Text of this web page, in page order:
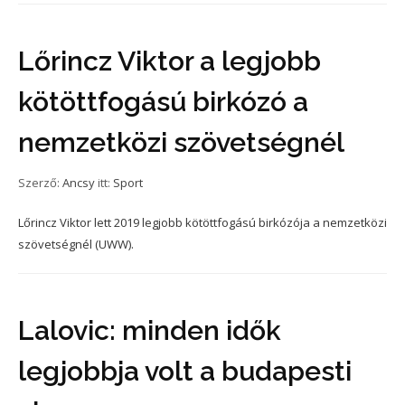
Lőrincz Viktor a legjobb
kötöttfogású birkózó a
nemzetközi szövetségnél
Szerző: Ancsy itt: Sport
Lőrincz Viktor lett 2019 legjobb kötöttfogású birkózója a nemzetközi
szövetségnél (UWW).
Lalovic: minden idők
legjobbja volt a budapesti